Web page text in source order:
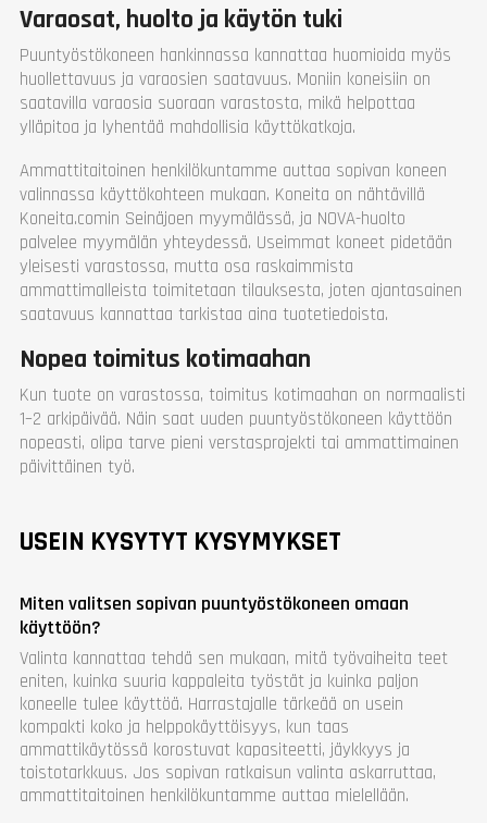
Varaosat, huolto ja käytön tuki
Puuntyöstökoneen hankinnassa kannattaa huomioida myös
huollettavuus ja varaosien saatavuus. Moniin koneisiin on
saatavilla varaosia suoraan varastosta, mikä helpottaa
ylläpitoa ja lyhentää mahdollisia käyttökatkoja.
Ammattitaitoinen henkilökuntamme auttaa sopivan koneen
valinnassa käyttökohteen mukaan. Koneita on nähtävillä
Koneita.comin Seinäjoen myymälässä, ja NOVA-huolto
palvelee myymälän yhteydessä. Useimmat koneet pidetään
yleisesti varastossa, mutta osa raskaimmista
ammattimalleista toimitetaan tilauksesta, joten ajantasainen
saatavuus kannattaa tarkistaa aina tuotetiedoista.
Nopea toimitus kotimaahan
Kun tuote on varastossa, toimitus kotimaahan on normaalisti
1–2 arkipäivää. Näin saat uuden puuntyöstökoneen käyttöön
nopeasti, olipa tarve pieni verstasprojekti tai ammattimainen
päivittäinen työ.
USEIN KYSYTYT KYSYMYKSET
Miten valitsen sopivan puuntyöstökoneen omaan
käyttöön?
Valinta kannattaa tehdä sen mukaan, mitä työvaiheita teet
eniten, kuinka suuria kappaleita työstät ja kuinka paljon
koneelle tulee käyttöä. Harrastajalle tärkeää on usein
kompakti koko ja helppokäyttöisyys, kun taas
ammattikäytössä korostuvat kapasiteetti, jäykkyys ja
toistotarkkuus. Jos sopivan ratkaisun valinta askarruttaa,
ammattitaitoinen henkilökuntamme auttaa mielellään.